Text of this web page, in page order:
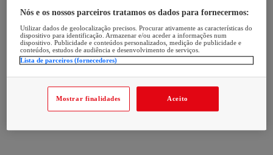
Nós e os nossos parceiros tratamos os dados para fornecermos:
Utilizar dados de geolocalização precisos. Procurar ativamente as características do
dispositivo para identificação. Armazenar e/ou aceder a informações num
dispositivo. Publicidade e conteúdos personalizados, medição de publicidade e
conteúdos, estudos de audiência e desenvolvimento de serviços.
Lista de parceiros (fornecedores)
Mostrar finalidades Aceito